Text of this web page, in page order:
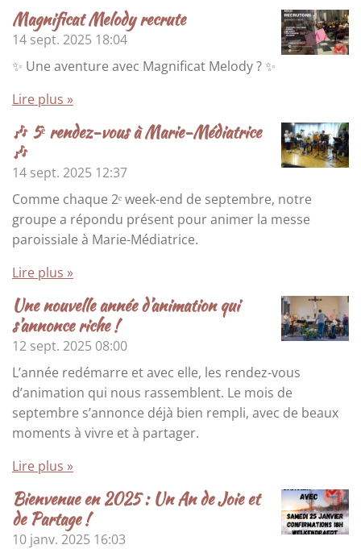
Magnificat Melody recrute
14 sept. 2025 18:04
✨ Une aventure avec Magnificat Melody ? ✨
Lire plus »
🎶 5ᵉ rendez-vous à Marie-Médiatrice
🎶
14 sept. 2025 12:37
Comme chaque 2ᵉ week-end de septembre, notre
groupe a répondu présent pour animer la messe
paroissiale à Marie-Médiatrice.
Lire plus »
Une nouvelle année d’animation qui
s’annonce riche !
12 sept. 2025 08:00
L’année redémarre et avec elle, les rendez-vous
d’animation qui nous rassemblent. Le mois de
septembre s’annonce déjà bien rempli, avec de beaux
moments à vivre et à partager.
Lire plus »
Bienvenue en 2025 : Un An de Joie et
de Partage !
10 janv. 2025 16:03